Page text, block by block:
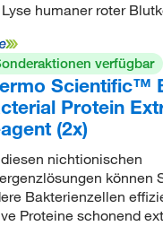
humaner roter
verfügbar
Scientific™
Protein
(2x)
nichtionischen
können
Bakterienzellen
Proteine schonend